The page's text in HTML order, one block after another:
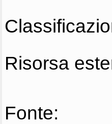
Risorsa
Fonte: